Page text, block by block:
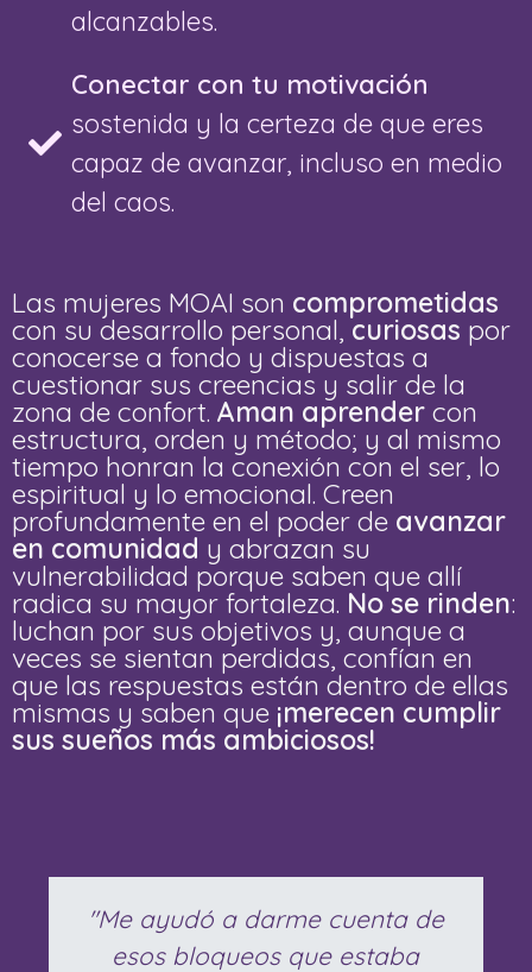
alcanzables.
Conectar con tu motivación
sostenida y la certeza de que eres
capaz de avanzar, incluso en medio
del caos.
Las mujeres MOAI son comprometidas
con su desarrollo personal,curiosas por
conocerse a fondo y dispuestas a
cuestionar sus creencias y salir de la
zona de confort. Aman aprender con
estructura, orden y método; y al mismo
tiempo honran la conexión con el ser, lo
espiritual y lo emocional. Creen
profundamente en el poder de avanzar
en comunidad y abrazan su
vulnerabilidad porque saben que allí
radica su mayor fortaleza. No se rinden:
luchan por sus objetivos y, aunque a
veces se sientan perdidas, confían en
que las respuestas están dentro de ellas
mismas y saben que ¡merecen cumplir
sus sueños más ambiciosos!
"Me ayudó a darme cuenta de
esos bloqueos que estaba